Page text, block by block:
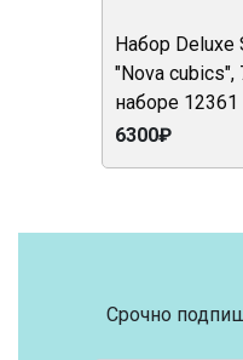
Набор
"Nova
наборе 12361
6300₽
Срочно